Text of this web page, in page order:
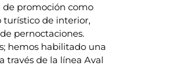
de promoción como
turístico de interior,
pernoctaciones.
hemos habilitado una
través de la línea Aval